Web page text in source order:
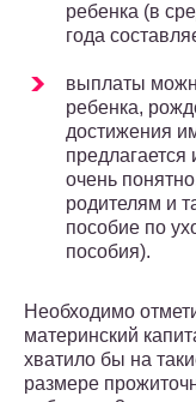
ребенка (в
года
выплаты
ребенка,
достижения
очень
родителям и
пособие по
пособия).
Необходимо
материнский
хватило бы на
размере